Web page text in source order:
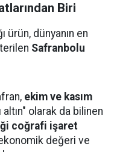
Biri
ürün, dünyanın en
Safranbolu
ekim ve kasım
altın" olarak da bilinen
coğrafi işaret
değeri ve